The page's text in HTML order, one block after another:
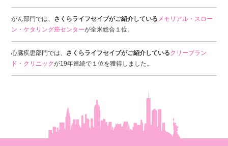
がん部門では、 さくらライフセイブがご紹介している メモリアル・スロー
ン・ケタリング癌センターが全米総合１位。
心臓疾患部門では、 さくらライフセイブがご紹介しているクリーブラン
ド・クリニックが19年連続で１位を獲得しました。